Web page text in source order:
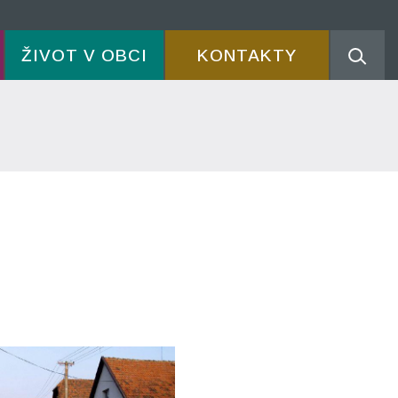
ŽIVOT V OBCI KONTAKTY